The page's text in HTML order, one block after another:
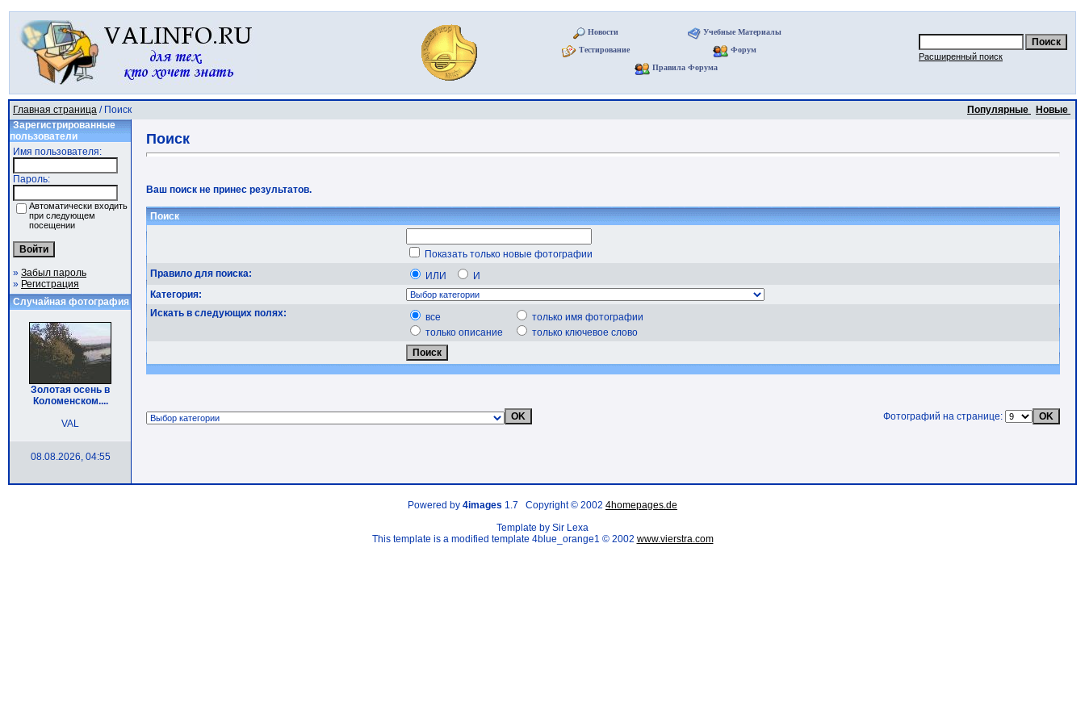
Новости
Учебные Материалы
Тестирование
Форум
Правила Форума
Расширенный поиск
Главная страница / Поиск Популярные
Новые
Зарегистрированные
пользователи
Имя пользователя:
Пароль:
Автоматически входить
при следующем
посещении
» Забыл пароль
» Регистрация
Случайная фотография
Золотая осень в
Коломенском....
VAL
08.08.2026, 04:55
Поиск
Ваш поиск не принес результатов.
Поиск
Показать только новые фотографии
Правило для поиска:
ИЛИ
И
Категория:
Искать в следующих полях:
все
только имя фотографии
только описание
только ключевое слово
Фотографий на странице:
Powered by 4images 1.7 Copyright © 2002 4homepages.de
Template by Sir Lexa
This template is a modified template 4blue_orange1 © 2002 www.vierstra.com